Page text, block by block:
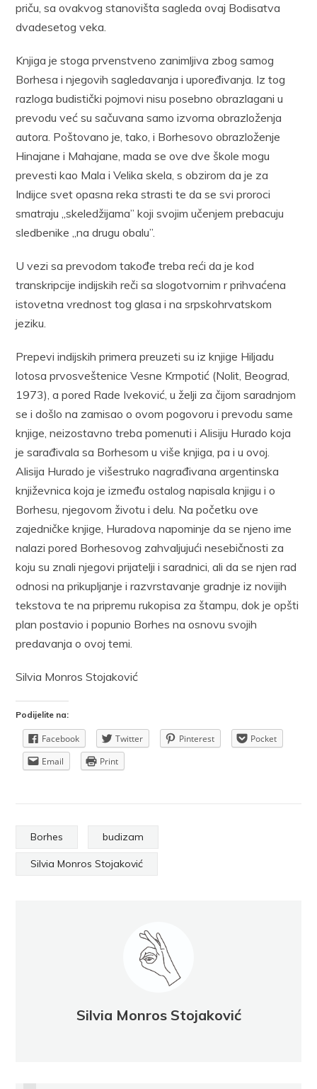
priču, sa ovakvog stanovišta sagleda ovaj Bodisatva
dvadesetog veka.
Knjiga je stoga prvenstveno zanimljiva zbog samog
Borhesa i njegovih sagledavanja i upoređivanja. Iz tog
razloga budistički pojmovi nisu posebno obrazlagani u
prevodu već su sačuvana samo izvorna obrazloženja
autora. Poštovano je, tako, i Borhesovo obrazloženje
Hinajane i Mahajane, mada se ove dve škole mogu
prevesti kao Mala i Velika skela, s obzirom da je za
Indijce svet opasna reka strasti te da se svi proroci
smatraju „skeledžijama” koji svojim učenjem prebacuju
sledbenike „na drugu obalu”.
U vezi sa prevodom takođe treba reći da je kod
transkripcije indijskih reči sa slogotvornim r prihvaćena
istovetna vrednost tog glasa i na srpskohrvatskom
jeziku.
Prepevi indijskih primera preuzeti su iz knjige Hiljadu
lotosa prvosveštenice Vesne Krmpotić (Nolit, Beograd,
1973), a pored Rade Iveković, u želji za čijom saradnjom
se i došlo na zamisao o ovom pogovoru i prevodu same
knjige, neizostavno treba pomenuti i Alisiju Hurado koja
je sarađivala sa Borhesom u više knjiga, pa i u ovoj.
Alisija Hurado je višestruko nagrađivana argentinska
književnica koja je između ostalog napisala knjigu i o
Borhesu, njegovom životu i delu. Na početku ove
zajedničke knjige, Huradova napominje da se njeno ime
nalazi pored Borhesovog zahvaljujući nesebičnosti za
koju su znali njegovi prijatelji i saradnici, ali da se njen rad
odnosi na prikupljanje i razvrstavanje gradnje iz novijih
tekstova te na pripremu rukopisa za štampu, dok je opšti
plan postavio i popunio Borhes na osnovu svojih
predavanja o ovoj temi.
Silvia Monros Stojaković
Podijelite na:
Facebook Twitter Pinterest
Pocket
Email
Print
Borhes budizam
Silvia Monros Stojaković
Silvia Monros Stojaković